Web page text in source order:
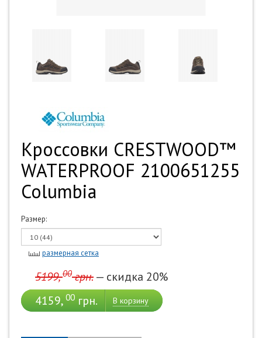
Кроссовки CRESTWOOD™
WATERPROOF 2100651255
Columbia
Размер:
размерная сетка
5199,00грн.— скидка 20%
4159,00грн. В корзину